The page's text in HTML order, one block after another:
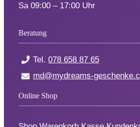
Sa 09:00 – 17:00 Uhr
Beratung
Tel. 078 658 87 65
md@mydreams-
Online Shop